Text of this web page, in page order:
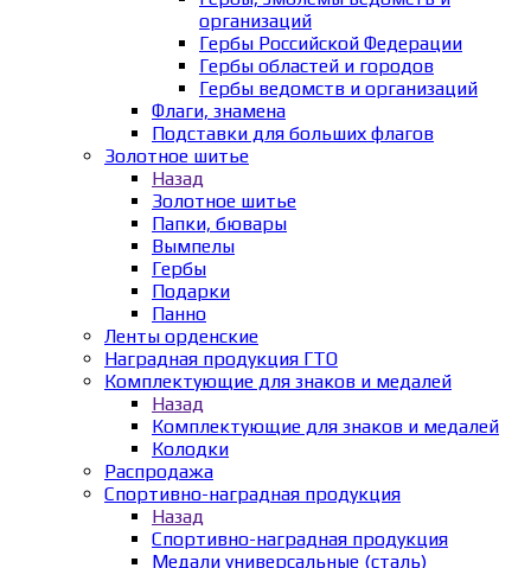
организаций
Гербы Российской Федерации
Гербы областей и городов
Гербы ведомств и организаций
Флаги, знамена
Подставки для больших флагов
Золотное шитье
Назад
Золотное шитье
Папки, бювары
Вымпелы
Гербы
Подарки
Панно
Ленты орденские
Наградная продукция ГТО
Комплектующие для знаков и медалей
Назад
Комплектующие для знаков и медалей
Колодки
Распродажа
Спортивно-наградная продукция
Назад
Спортивно-наградная продукция
Медали универсальные (сталь)